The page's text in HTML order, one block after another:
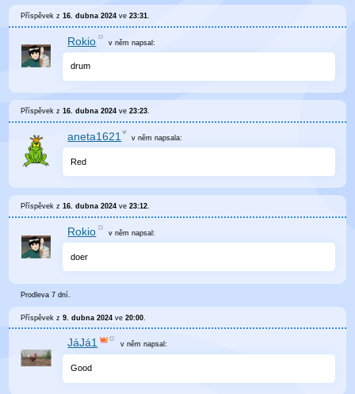
Příspěvek z16. dubna 2024 ve23:31
Rokio v němnapsal:
drum
Příspěvek z16. dubna 2024 ve23:23.
aneta1621 v něm napsala:
Red
Příspěvek z16. dubna 2024 ve23:12.
Rokio v němnapsal:
doer
Prodleva 7 dní.
Příspěvek z9. dubna 2024 ve20:00
JáJá1 v něm napsal:
Good